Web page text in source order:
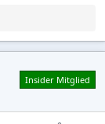
Insider Mitglied